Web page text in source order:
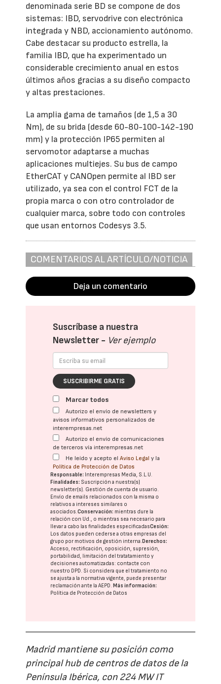
denominada serie BD se compone de dos
sistemas: IBD, servodrive con electrónica
integrada y NBD, accionamiento autónomo.
Cabe destacar su producto estrella, la
familia IBD, que ha experimentado un
considerable crecimiento anual en estos
últimos años gracias a su diseño compacto
y altas prestaciones.
La amplia gama de tamaños (de 1,5 a 30
Nm), de su brida (desde 60-80-100-142-190
mm) y la protección IP65 permiten al
servomotor adaptarse a muchas
aplicaciones multiejes. Su bus de campo
EtherCAT y CANOpen permite al IBD ser
utilizado, ya sea con el control FCT de la
propia marca o con otro controlador de
cualquier marca, sobre todo con controles
que usan entornos Codesys 3.5.
COMENTARIOS AL ARTÍCULO/NOTICIA
Deja un comentario
Suscríbase a nuestra
Newsletter - Ver ejemplo
SUSCRIBIRME GRATIS
Marcar todos
Autorizo el envío de newsletters y
avisos informativos personalizados de
interempresas.net
Autorizo el envío de comunicaciones
de terceros vía interempresas.net
He leído y acepto elAviso Legal y la
Política de Protección de Datos
Responsable: Interempresas Media, S.L.U.
Finalidades: Suscripción a nuestra(s)
newsletter(s). Gestión de cuenta de usuario.
Envío de emails relacionados con la misma o
relativos a intereses similares o
asociados.Conservación: mientras dure la
relación con Ud., o mientras sea necesario para
llevar a cabo las finalidades especificadasCesión:
Los datos pueden cederse a otras empresas del
grupo por motivos de gestión interna. Derechos:
Acceso, rectificación, oposición, supresión,
portabilidad, limitación del tratatamiento y
decisiones automatizadas: contacte con
nuestro DPD. Si considera que el tratamiento no
se ajusta a la normativa vigente, puede presentar
reclamación ante laAEPD. Más información:
Política de Protección de Datos
Madrid mantiene su posición como
principal hub de centros de datos de la
Península Ibérica, con 224 MW IT